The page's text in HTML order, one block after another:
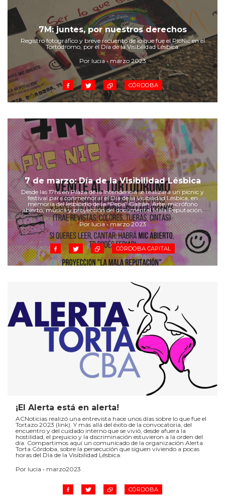
Cruz del Eje
Corredor de Ansenuza
La Carlota y zona
Laboulaye y sur
Bell Ville
Río Tercero
Despeñaderos
7M: juntes, por nuestros derechos
Registro fotográfico y breve recuento de lo que fue el PicNic en el
Tortódromo, por el Día de la Visibilidad Lésbica.
Por lucia • marzo 2023
CÓRDOBA
7 de marzo: Día de la Visibilidad Lésbica
Desde las 17hs en Plaza de la Intendencia se realizará un picnic y
festival para conmemorar el Día de la Visibilidad Lésbica, en
memoria del lesbicidio de la “Pepa” Gaitán. Arte, micrófono
abierto, música y proyección del documental Mala Reputación.
Por lucia • marzo 2023
CÓRDOBA CAPITAL
¡El Alerta está en alerta!
ACNoticias realizó una entrevista hace unos días sobre lo que fue el
Tortazo 2023 (link). Y más allá del éxito de la convocatoria, del
encuentro y del cuidado interno que se vivió, desde afuera la
hostilidad, el prejuicio y la discriminación estuvieron a la orden del
día. Compartimos aquí un comunicado de la organización Alerta
Torta Córdoba, sobre la persecución que siguen viviendo a pocas
horas del Día de la Visibilidad Lésbica.
Por lucia • marzo2023
CÓRDOBA